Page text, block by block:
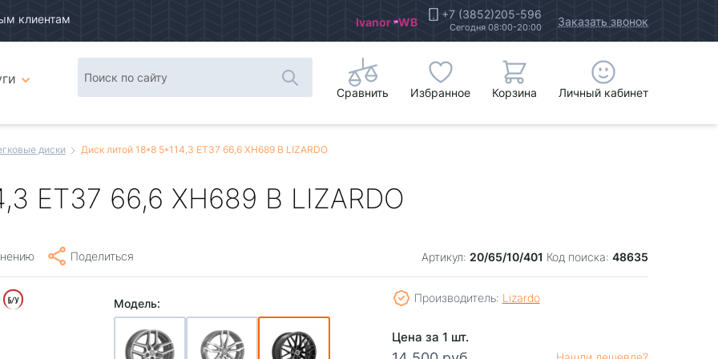
клиентам Ivanor WB +7 (3852)205-596
Сегодня 08:00-20:00 Заказать звонок
Сравнить Избранное Корзина Личный кабинет
диски Диск литой 18*8 5*114,3 ET37 66,6 XH689 B LIZARDO
ET37 66,6 XH689 B LIZARDO
Поделиться Артикул: 20/65/10/401 Код поиска: 48635
Модель: Производитель: Lizardo
Цена за 1 шт.